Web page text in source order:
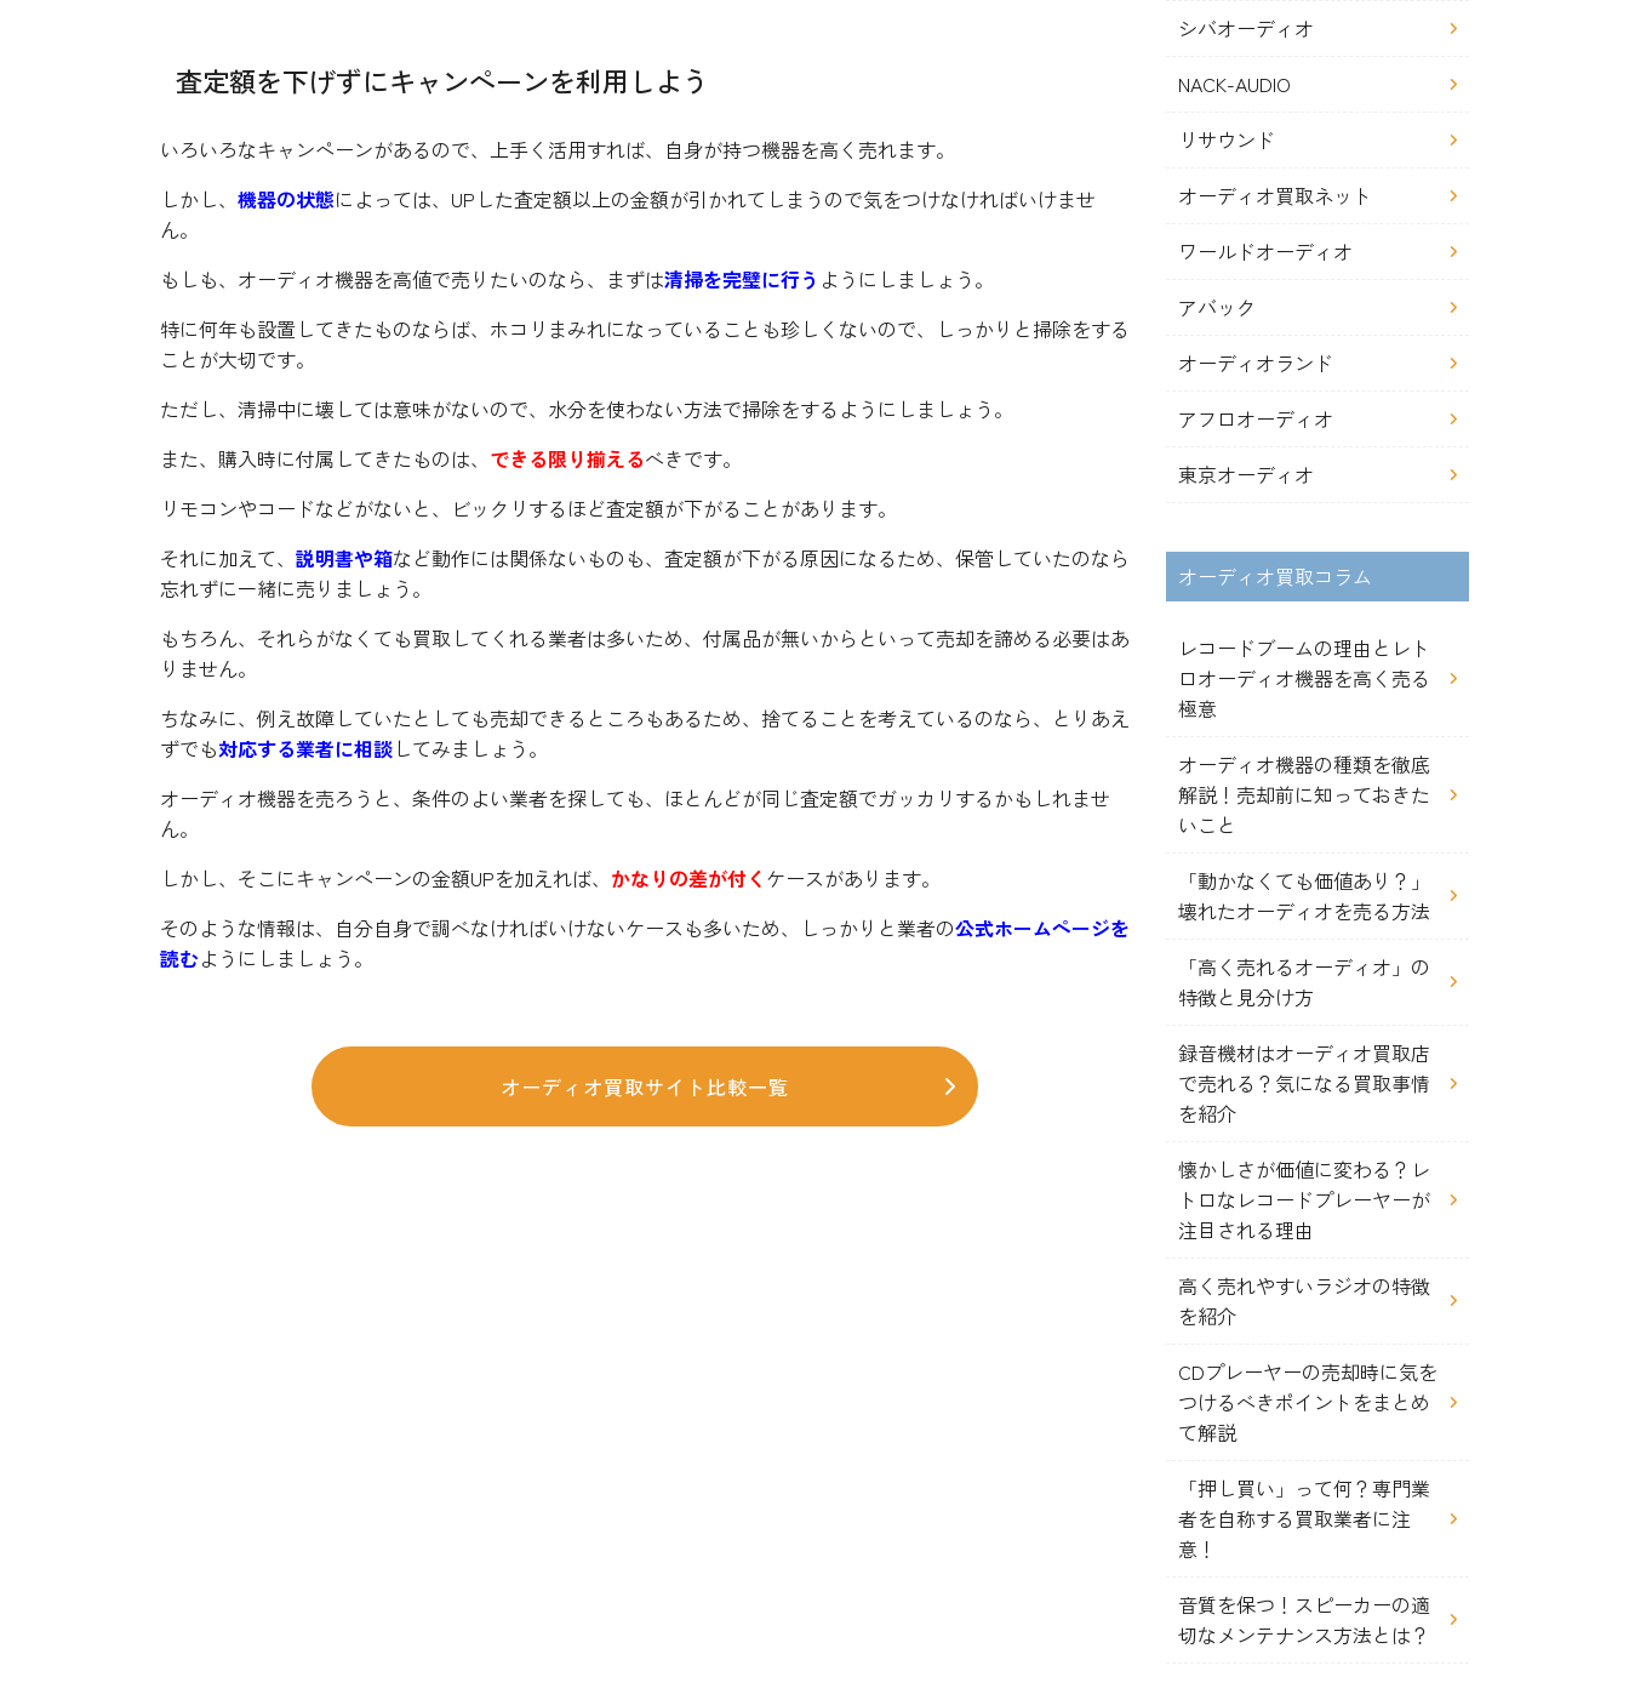
査定額を下げずにキャンペーンを利用しよう
いろいろなキャンペーンがあるので、上手く活用すれば、自身が持つ機器を高く売れます。
しかし、 機器の状態によっては、UPした査定額以上の金額が引かれてしまうので気をつけなければいけませ
ん。
もしも、オーディオ機器を高値で売りたいのなら、まずは清掃を完璧に行う ようにしましょう。
特に何年も設置してきたものならば、ホコリまみれになっていることも珍しくないので、しっかりと掃除をする
ことが大切です。
ただし、清掃中に壊しては意味がないので、水分を使わない方法で掃除をするようにしましょう。
また、購入時に付属してきたものは、 できる限り揃えるべきです。
リモコンやコードなどがないと、ビックリするほど査定額が下がることがあります。
それに加えて、 説明書や箱など動作には関係ないものも、査定額が下がる原因になるため、保管していたのなら
忘れずに一緒に売りましょう。
もちろん、それらがなくても買取してくれる業者は多いため、付属品が無いからといって売却を諦める必要はあ
りません。
ちなみに、例え故障していたとしても売却できるところもあるため、捨てることを考えているのなら、とりあえ
ずでも対応する業者に相談 してみましょう。
オーディオ機器を売ろうと、条件のよい業者を探しても、ほとんどが同じ査定額でガッカリするかもしれませ
ん。
しかし、そこにキャンペーンの金額UPを加えれば、 かなりの差が付く ケースがあります。
そのような情報は、自分自身で調べなければいけないケースも多いため、しっかりと業者の公式ホームページを
読むようにしましょう。
オーディオ買取サイト比較一覧
シバオーディオ
NACK-AUDIO
リサウンド
オーディオ買取ネット
ワールドオーディオ
アバック
オーディオランド
アフロオーディオ
東京オーディオ
オーディオ買取コラム
レコードブームの理由とレト
ロオーディオ機器を高く売る
極意
オーディオ機器の種類を徹底
解説！売却前に知っておきた
いこと
「動かなくても価値あり？」
壊れたオーディオを売る方法
「高く売れるオーディオ」の
特徴と見分け方
録音機材はオーディオ買取店
で売れる？気になる買取事情
を紹介
懐かしさが価値に変わる？レ
トロなレコードプレーヤーが
注目される理由
高く売れやすいラジオの特徴
を紹介
CDプレーヤーの売却時に気を
つけるべきポイントをまとめ
て解説
「押し買い」って何？専門業
者を自称する買取業者に注
意！
音質を保つ！スピーカーの適
切なメンテナンス方法とは？